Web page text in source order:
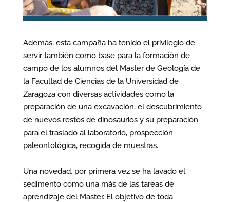
Además, esta campaña ha tenido el privilegio de
servir también como base para la formación de
campo de los alumnos del Master de Geología de
la Facultad de Ciencias de la Universidad de
Zaragoza con diversas actividades como la
preparación de una excavación, el descubrimiento
de nuevos restos de dinosaurios y su preparación
para el traslado al laboratorio, prospección
paleontológica, recogida de muestras.
Una novedad, por primera vez se ha lavado el
sedimento como una más de las tareas de
aprendizaje del Master. El objetivo de toda